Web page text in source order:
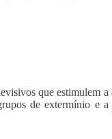
que estimulem
de extermínio e